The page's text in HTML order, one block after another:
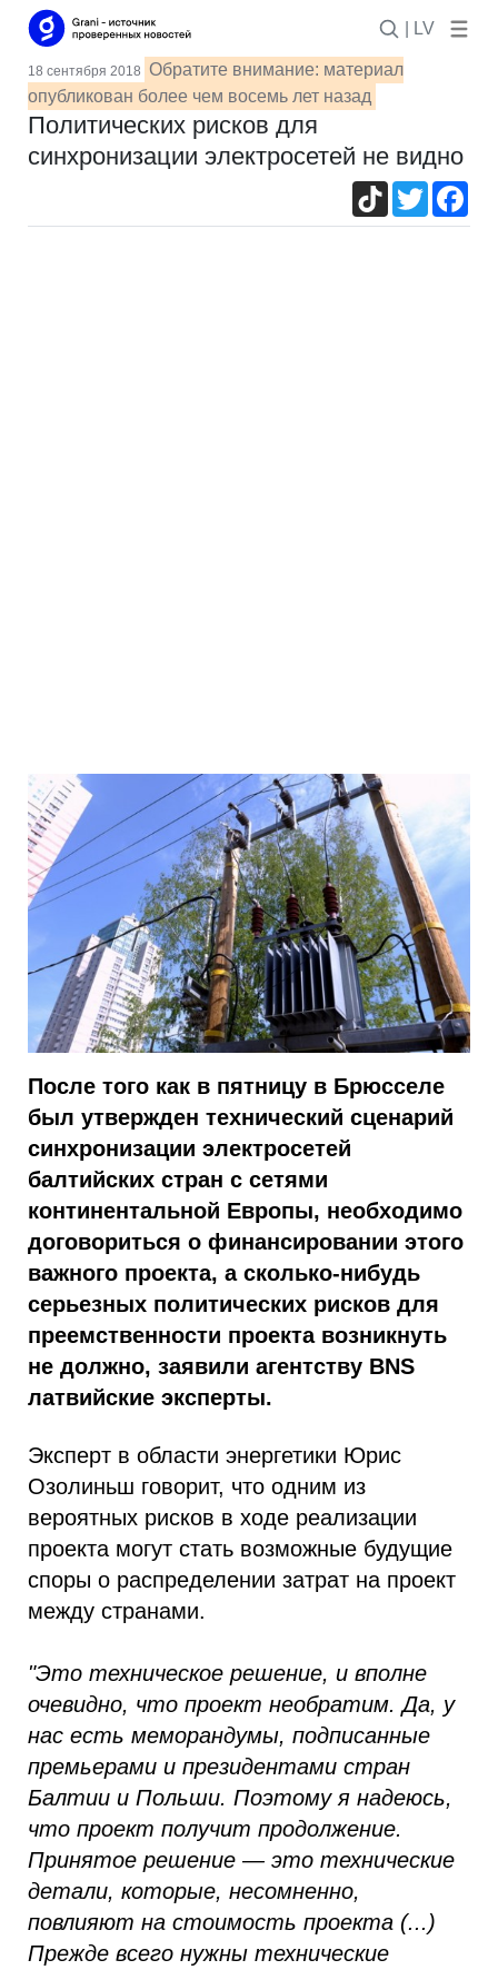
| LV
18 сентября 2018 Обратите внимание: материал
опубликован более чем восемь лет назад
Политических рисков для
синхронизации электросетей не видно
TikTokTwitter
После того как в пятницу в Брюсселе
был утвержден технический сценарий
синхронизации электросетей
балтийских стран с сетями
континентальной Европы, необходимо
договориться о финансировании этого
важного проекта, а сколько-нибудь
серьезных политических рисков для
преемственности проекта возникнуть
не должно, заявили агентству BNS
латвийские эксперты.
Эксперт в области энергетики Юрис
Озолиньш говорит, что одним из
вероятных рисков в ходе реализации
проекта могут стать возможные будущие
споры о распределении затрат на проект
между странами.
"Это техническое решение, и вполне
очевидно, что проект необратим. Да, у
нас есть меморандумы, подписанные
премьерами и президентами стран
Балтии и Польши. Поэтому я надеюсь,
что проект получит продолжение.
Принятое решение — это технические
детали, которые, несомненно,
повлияют на стоимость проекта (...)
Прежде всего нужны технические